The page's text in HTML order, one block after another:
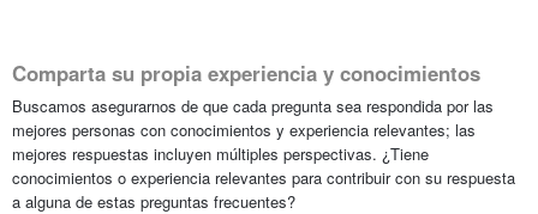
Comparta su propia experiencia y conocimientos
Buscamos asegurarnos de que cada pregunta sea respondida por las
mejores personas con conocimientos y experiencia relevantes; las
mejores respuestas incluyen múltiples perspectivas. ¿Tiene
conocimientos o experiencia relevantes para contribuir con su respuesta
a alguna de estas preguntas frecuentes?